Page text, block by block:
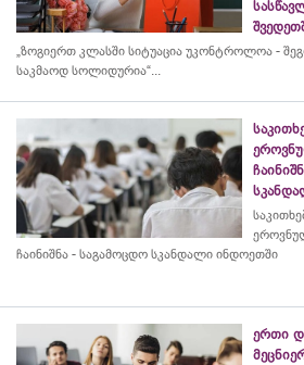
„ზოგიერთ კლასში სიტუაცია უკონტროლოა -
საკმაოდ სოლიდურია“...
ჩაინიშნა - საგამოცდო სკანდალი ინდოეთში
ერთი